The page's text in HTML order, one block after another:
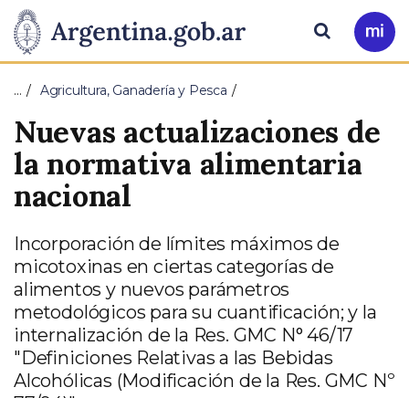
Presidencia
de
la
Nación
Pasar al contenido principal
Ir
a
Buscar
… Agricultura, Ganadería y Pesca
Nuevas actualizaciones de
la normativa alimentaria
nacional
Incorporación de límites máximos de
micotoxinas en ciertas categorías de
alimentos y nuevos parámetros
metodológicos para su cuantificación; y la
internalización de la Res. GMC N° 46/17
"Definiciones Relativas a las Bebidas
Alcohólicas (Modificación de la Res. GMC Nº